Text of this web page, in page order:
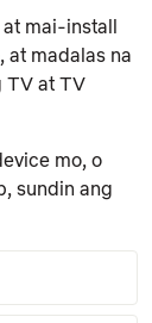
mai-install
at madalas na
TV at TV
mo, o
sundin ang